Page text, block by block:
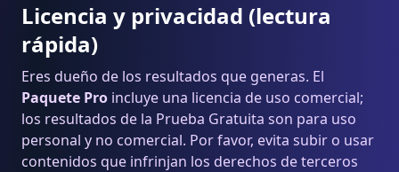
Licencia y privacidad (lectura
rápida)
Eres dueño de los resultados que generas. El
Paquete Pro incluye una licencia de uso comercial;
los resultados de la Prueba Gratuita son para uso
personal y no comercial. Por favor, evita subir o usar
contenidos que infrinjan los derechos de terceros